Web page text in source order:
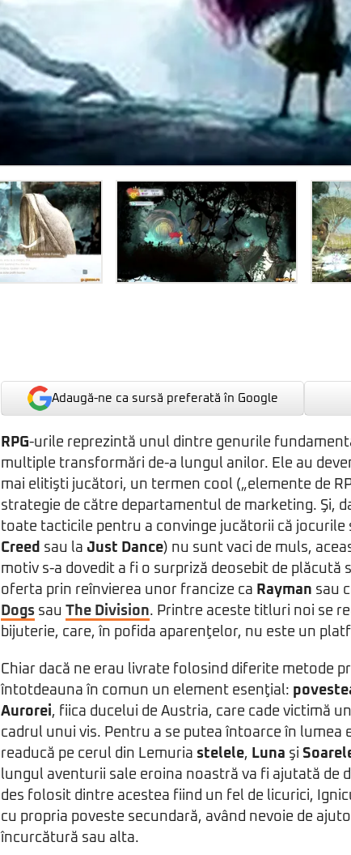
Adaugă-ne ca sursă preferată în Google
RPG-urile reprezintă unul dintre genurile
multiple transformări de-a lungul anilor. Ele au
mai elitişti jucători, un termen cool („elemente de
strategie de către departamentul de marketing. Şi,
toate tacticile pentru a convinge jucătorii că jocurile
Creed sau la Just Dance) nu sunt vaci de muls,
motiv s-a dovedit a fi o surpriză deosebit de plăcută
oferta prin reînvierea unor francize ca Rayman sau
Dogs sau The Division. Printre aceste titluri noi se
bijuterie, care, în pofida aparenţelor, nu este un
Chiar dacă ne erau livrate folosind diferite metode
întotdeauna în comun un element esenţial:
Aurorei, fiica ducelui de Austria, care cade victimă
cadrul unui vis. Pentru a se putea întoarce în lumea
readucă pe cerul din Lemuria stelele, Luna şi
lungul aventurii sale eroina noastră va fi ajutată de
des folosit dintre acestea fiind un fel de licurici,
cu propria poveste secundară, având nevoie de
încurcătură sau alta.